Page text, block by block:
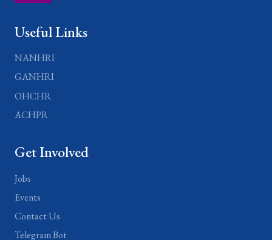
Useful Links
NANHRI
GANHRI
OHCHR
ACHPR
Get Involved
Jobs
Events
Contact Us
Telegram Bot